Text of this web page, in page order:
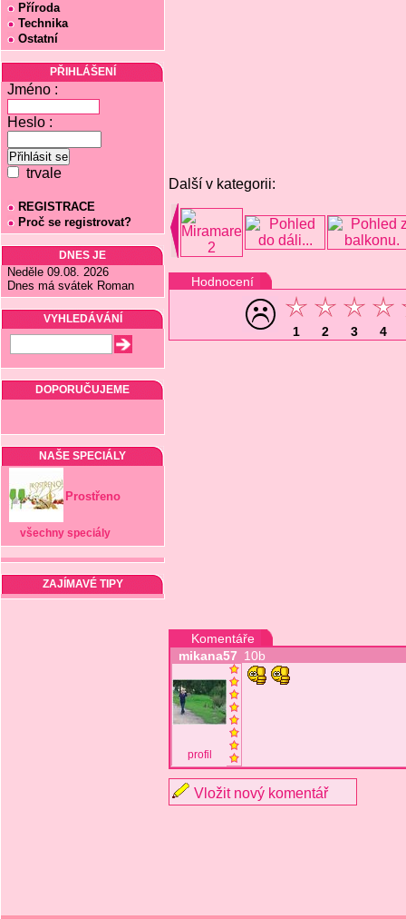
Příroda
Technika
Ostatní
PŘIHLÁŠENÍ
Jméno :
Heslo :
trvale
REGISTRACE
Proč se registrovat?
DNES JE
Neděle 09.08. 2026
Dnes má svátek Roman
VYHLEDÁVÁNÍ
DOPORUČUJEME
NAŠE SPECIÁLY
Prostřeno
všechny speciály
ZAJÍMAVÉ TIPY
Další v kategorii:
Hodnocení
1 2 3 4
Komentáře
mikana57 10b
profil
Vložit nový komentář